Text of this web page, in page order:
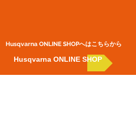
Husqvarna ONLINE SHOP​へはこちらから
Husqvarna ONLINE SHOP